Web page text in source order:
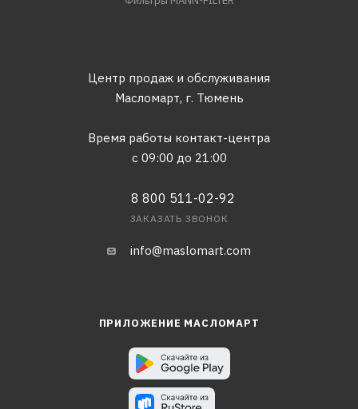
Центр продаж и обслуживания
Масломарт, г. Тюмень
Время работы контакт-центра
с 09:00 до 21:00
8 800 511-02-92
ЗАКАЗАТЬ ЗВОНОК
info@maslomart.com
ПРИЛОЖЕНИЕ МАСЛОМАРТ